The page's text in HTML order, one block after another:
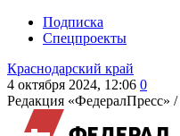
Подписка
Спецпроекты
Краснодарский край
4 октября 2024, 12:06 0
Редакция «ФедералПресс» /